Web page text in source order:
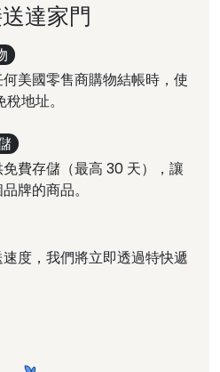
達家門
美國零售商購物結帳時，使
地址。
費存儲（最高 30 天），讓
牌的商品。
度，我們將立即透過特快遞